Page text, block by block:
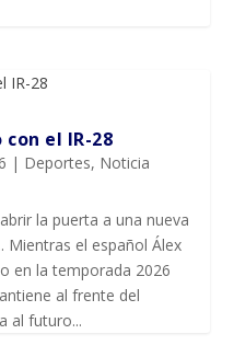
el IR-28
| Deportes, Noticia
la puerta a una nueva
Mientras el español Álex
en la temporada 2026
al frente del
al futuro...